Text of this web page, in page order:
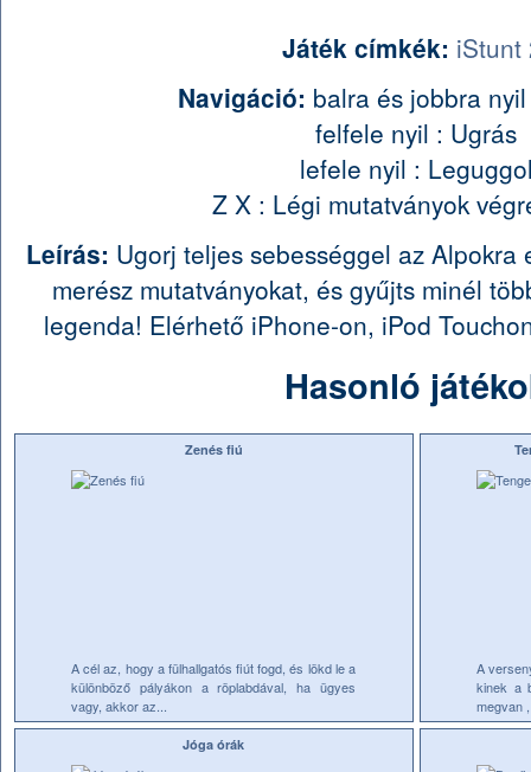
Játék címkék: iStunt
Navigáció: balra és jobbra
felfele nyil : Ugrás
lefele nyil :
Z X : Légi mutatványok
Leírás: Ugorj teljes sebességgel az Alpokra
merész mutatványokat, és gyűjts minél
legenda! Elérhető iPhone-on, iPod
Hasonló
Zenés fiú
A cél az, hogy a fülhallgatós fiút fogd, és lökd le a
különböző pályákon a röplabdával, ha ügyes
vagy, akkor az...
A
kinek a
megvan
Jóga órák